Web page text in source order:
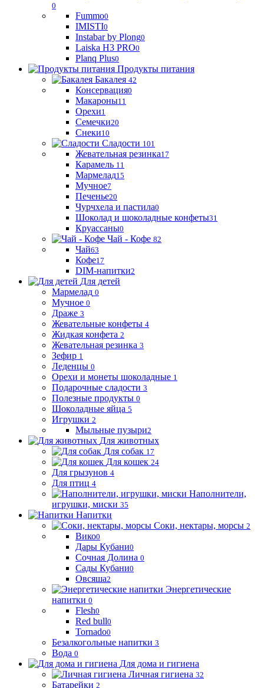
0
Fummo0
IMISTI0
Instabar by Plong0
Laiska H3 PRO0
Planq Plus0
Продукты питания
Бакалея 42
Консервация0
Макароны11
Орехи1
Семечки20
Снеки10
Сладости 101
Жевательная резинка17
Карамель 11
Мармелад15
Мучное7
Печенье20
Чурчхела и пастила0
Шоколад и шоколадные конфеты31
Круассаны0
Чай - Кофе 82
Чай63
Кофе17
DIM-напитки2
Для детей
Мармелад 0
Мучное 0
Драже 3
Жевательные конфеты 4
Жидкая конфета 2
Жевательная резинка 3
Зефир 1
Леденцы 0
Орехи и монеты шоколадные 1
Подарочные сладости 3
Полезные продукты 0
Шоколадные яйца 5
Игрушки 2
Мыльные пузыри2
Для животных
Для собак 17
Для кошек 24
Для грызунов 4
Для птиц 4
Наполнители,
игрушки, миски 35
Напитки
Соки, нектары, морсы 2
Вико0
Дары Кубани0
Сочная Долина 0
Сады Кубани0
Овсяша2
Энергетические
напитки 0
Flesh0
Red bull0
Tornado0
Безалкогольные напитки 3
Вода 0
Для дома и гигиена
Личная гигиена 32
Батарейки 2